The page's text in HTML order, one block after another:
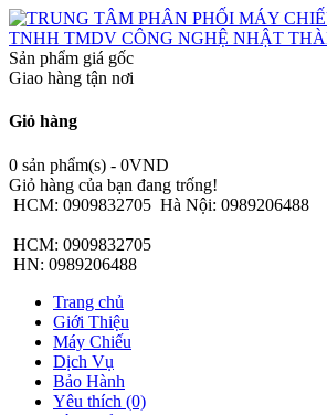
Sản phẩm giá gốc
Giao hàng tận nơi
Giỏ hàng
0 sản phẩm(s) - 0VND
Giỏ hàng của bạn đang trống!
HCM: 0909832705 Hà Nội: 0989206488
HCM: 0909832705
HN: 0989206488
Trang chủ
Giới Thiệu
Máy Chiếu
Dịch Vụ
Bảo Hành
Yêu thích (0)